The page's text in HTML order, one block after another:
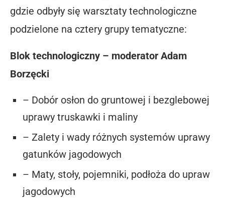
gdzie odbyły się warsztaty technologiczne
podzielone na cztery grupy tematyczne:
Blok technologiczny – moderator Adam
Borzęcki
– Dobór osłon do gruntowej i bezglebowej
uprawy truskawki i maliny
– Zalety i wady różnych systemów uprawy
gatunków jagodowych
– Maty, stoły, pojemniki, podłoża do upraw
jagodowych